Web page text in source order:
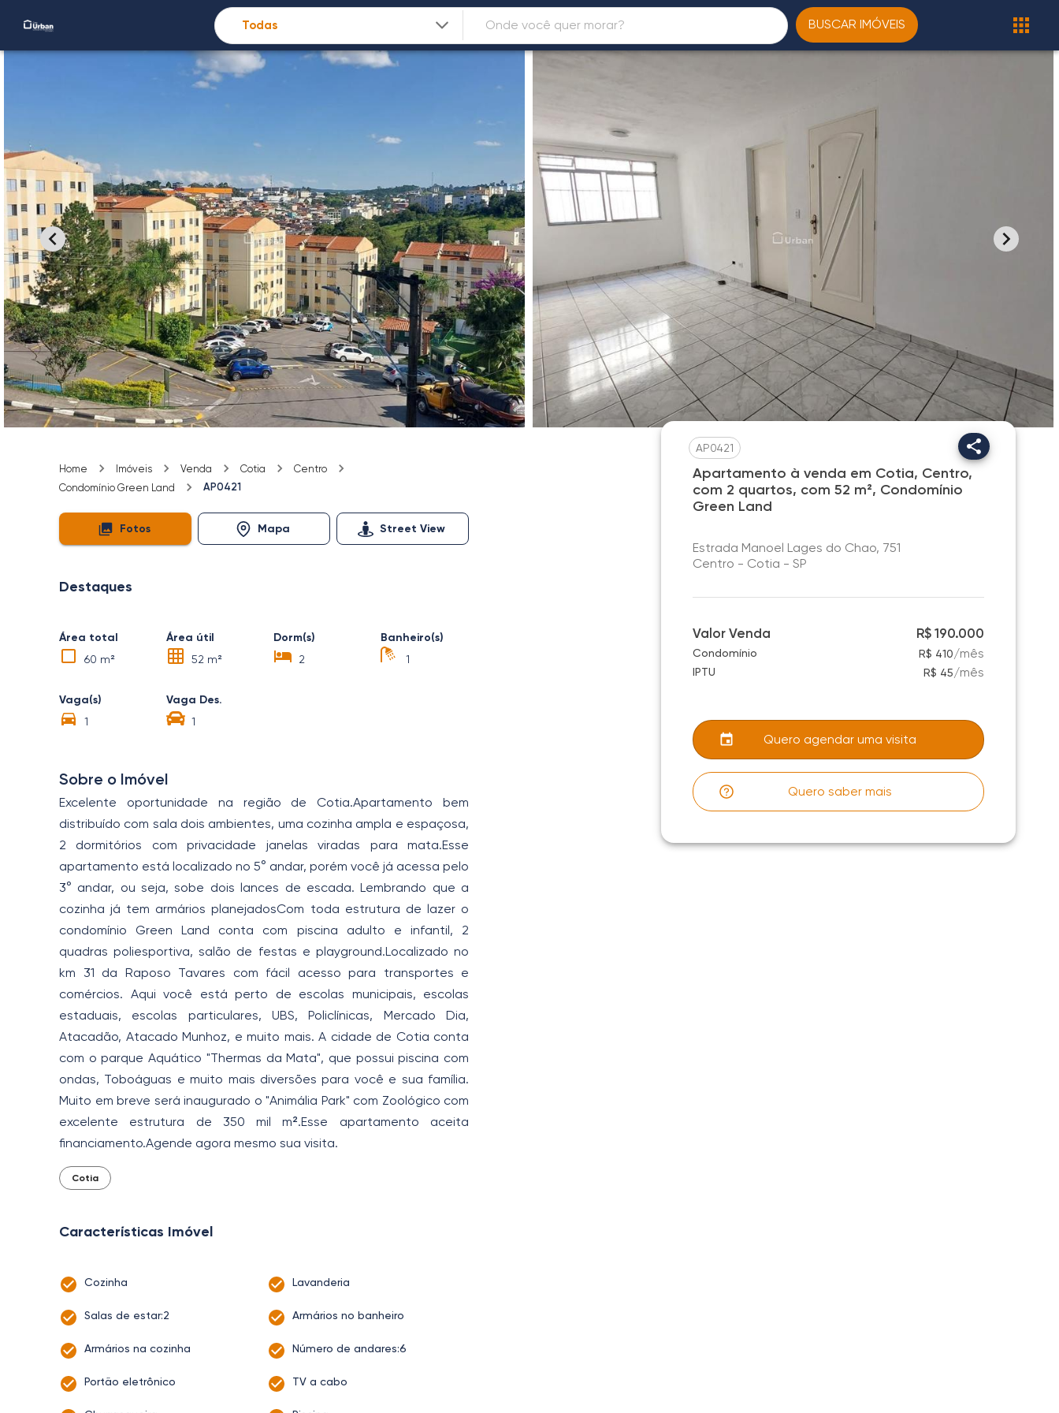
BUSCAR IMÓVEIS
Home Imóveis Venda Cotia
Centro
Condomínio Green Land
AP0421
Fotos Mapa Street View
Destaques
Área total
60 m²
Área útil
52 m²
Dorm(s)
2
Banheiro(s)
1
Vaga(s)
1
Vaga Des.
1
Sobre o Imóvel
Excelente oportunidade na região de Cotia.Apartamento bem
distribuído com sala dois ambientes, uma cozinha ampla e espaçosa,
2 dormitórios com privacidade janelas viradas para mata.Esse
apartamento está localizado no 5° andar, porém você já acessa pelo
3° andar, ou seja, sobe dois lances de escada. Lembrando que a
cozinha já tem armários planejadosCom toda estrutura de lazer o
condomínio Green Land conta com piscina adulto e infantil, 2
quadras poliesportiva, salão de festas e playground.Localizado no
km 31 da Raposo Tavares com fácil acesso para transportes e
comércios. Aqui você está perto de escolas municipais, escolas
estaduais, escolas particulares, UBS, Policlínicas, Mercado Dia,
Atacadão, Atacado Munhoz, e muito mais. A cidade de Cotia conta
com o parque Aquático "Thermas da Mata", que possui piscina com
ondas, Toboáguas e muito mais diversões para você e sua família.
Muito em breve será inaugurado o "Animália Park" com Zoológico com
excelente estrutura de 350 mil m².Esse apartamento aceita
financiamento.Agende agora mesmo sua visita.
Cotia
Características Imóvel
Cozinha Lavanderia
Salas de estar:2 Armários no banheiro
Armários na cozinha Número de andares:6
Portão eletrônico TV a cabo
AP0421
Apartamento à venda em Cotia, Centro,
com 2 quartos, com 52 m², Condomínio
Green Land
Estrada Manoel Lages do Chao, 751
Centro - Cotia - SP
Valor Venda R$ 190.000
Condomínio R$ 410/mês
IPTU R$ 45/mês
Quero agendar uma visita
Quero saber mais